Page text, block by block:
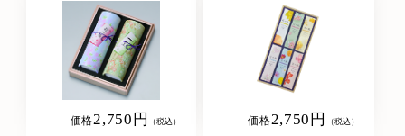
価格2,750円 （税込） 価格2,750円 （税込）